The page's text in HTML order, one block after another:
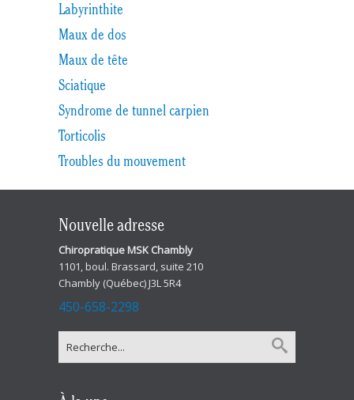
Labyrinthite
Maux de dos
Maux de tête
Sciatique
Syndrome de tunnel carpien
Torticolis
Troubles du mouvement
Nouvelle adresse
Chiropratique MSK Chambly
1101, boul. Brassard, suite 210
Chambly (Québec) J3L 5R4
450-658-2298